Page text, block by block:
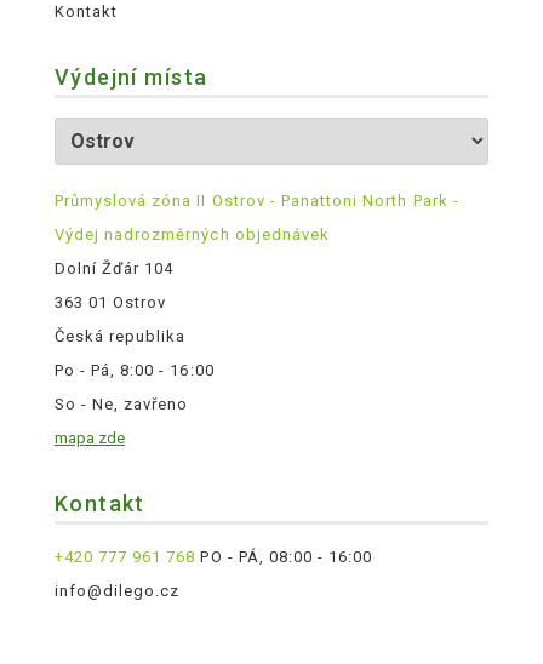
Kontakt
Výdejní místa
Průmyslová zóna II Ostrov - Panattoni North Park -
Výdej nadrozměrných objednávek
Dolní Žďár 104
363 01 Ostrov
Česká republika
Po - Pá, 8:00 - 16:00
So - Ne, zavřeno
mapa zde
Kontakt
+420 777 961 768 PO - PÁ, 08:00 - 16:00
info@dilego.cz